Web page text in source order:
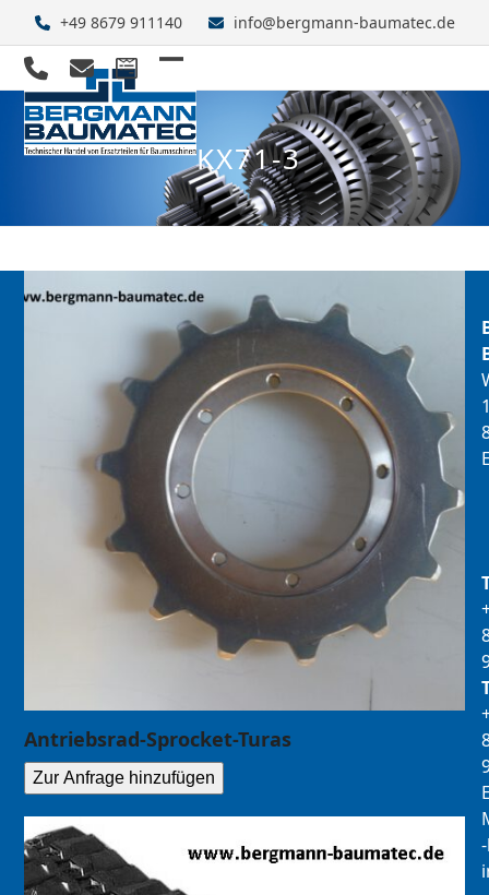
content
+49 8679 911140 info@bergmann-baumatec.de
Open
mobile
menu
Close
mobile
menuKX71-3
Antriebsrad-Sprocket-Turas
Zur Anfrage hinzufügen